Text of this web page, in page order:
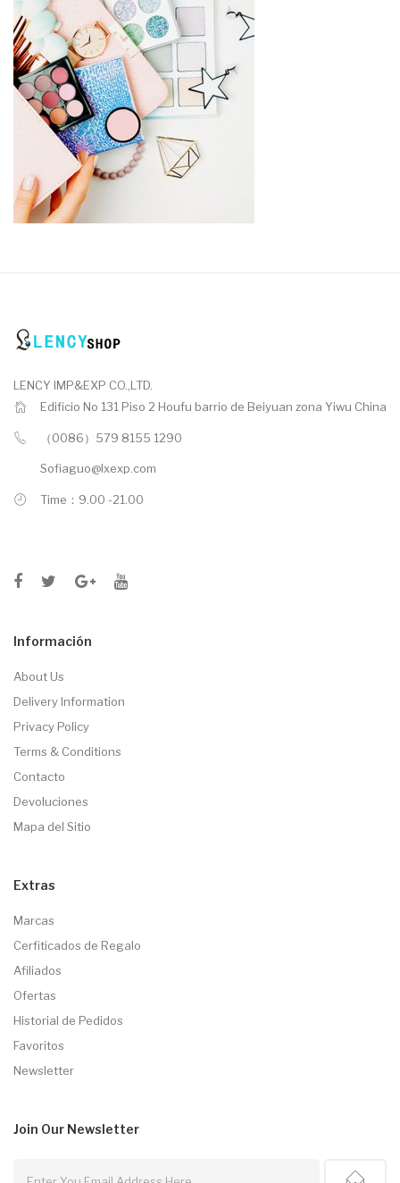
LENCY IMP&EXP CO.,LTD.
Edificio No 131 Piso 2 Houfu barrio de Beiyuan zona Yiwu China
（0086）579 8155 1290
Sofiaguo@lxexp.com
Time：9.00 -21.00
Información
About Us
Delivery Information
Privacy Policy
Terms & Conditions
Contacto
Devoluciones
Mapa del Sitio
Extras
Marcas
Cerfiticados de Regalo
Afiliados
Ofertas
Historial de Pedidos
Favoritos
Newsletter
Join Our Newsletter